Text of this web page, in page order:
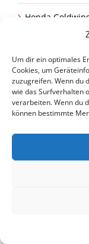
Um dir ein optimales
Cookies, um
zuzugreifen. Wenn du
wie das Surfverhalten
verarbeiten. Wenn du
können bestimmte
Honda
Honda XL (3)
Idole (23)